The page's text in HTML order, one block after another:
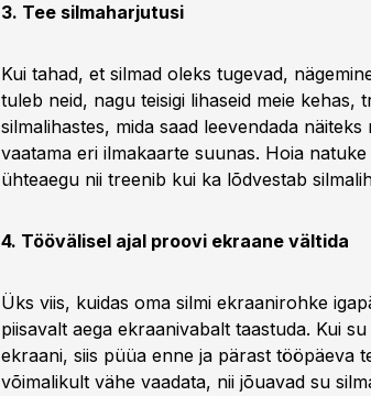
3. Tee silmaharjutusi
Kui tahad, et silmad oleks tugevad,
tuleb neid, nagu teisigi lihaseid meie kehas,
silmalihastes, mida saad leevendada
vaatama eri ilmakaarte suunas. Hoia
ühteaegu nii treenib kui ka lõdvestab
4. Töövälisel ajal proovi ekraane vältida
Üks viis, kuidas oma silmi ekraanirohke
piisavalt aega ekraanivabalt taastuda. Kui
ekraani, siis püüa enne ja pärast tööpäeva
võimalikult vähe vaadata, nii jõuavad su